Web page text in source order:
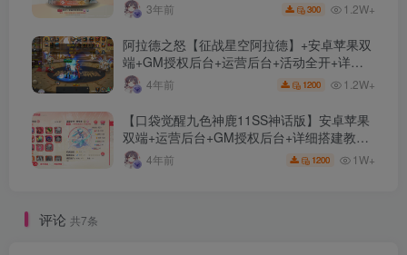
3年前 300 1.2W+
阿拉德之怒【征战星空阿拉德】+安卓苹果双
端+GM授权后台+运营后台+活动全开+详细
教程 4年前 1200 1.2W+
【口袋觉醒九色神鹿11SS神话版】安卓苹果
双端+运营后台+GM授权后台+详细搭建教
程。 4年前 1200 1W+
评论 共7条